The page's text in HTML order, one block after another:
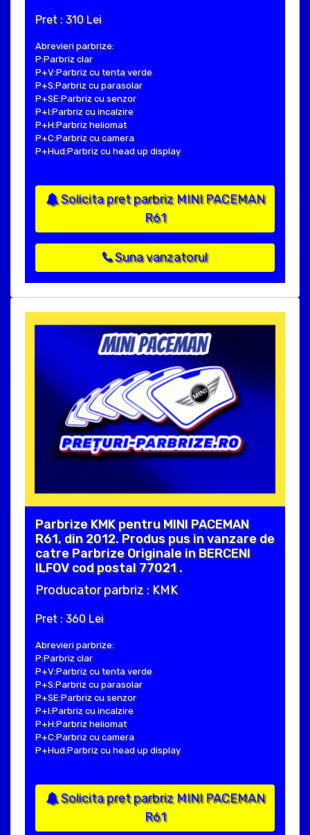
Pret : 310 Lei
Abrevieri parbrize:
P:Parbriz clar
P+V:Parbriz cu tenta verde
P+S:Parbriz cu parasolar
P+SE:Parbriz cu senzor
P+I:Parbriz cu incalzire
P+H:Parbriz heliomat
P+C:Parbriz cu camera
P+Hud:Parbriz cu head up display
Solicita pret parbriz MINI PACEMAN
R61
Suna vanzatorul
Parbrize KMK pentru MINI PACEMAN
R61, din 2012. Produs pus in vanzare de
catre Parbrize Originale in BERCENI
ILFOV cod postal 77021 .
Producator parbriz : KMK
Pret : 360 Lei
Abrevieri parbrize:
P:Parbriz clar
P+V:Parbriz cu tenta verde
P+S:Parbriz cu parasolar
P+SE:Parbriz cu senzor
P+I:Parbriz cu incalzire
P+H:Parbriz heliomat
P+C:Parbriz cu camera
P+Hud:Parbriz cu head up display
Solicita pret parbriz MINI PACEMAN
R61